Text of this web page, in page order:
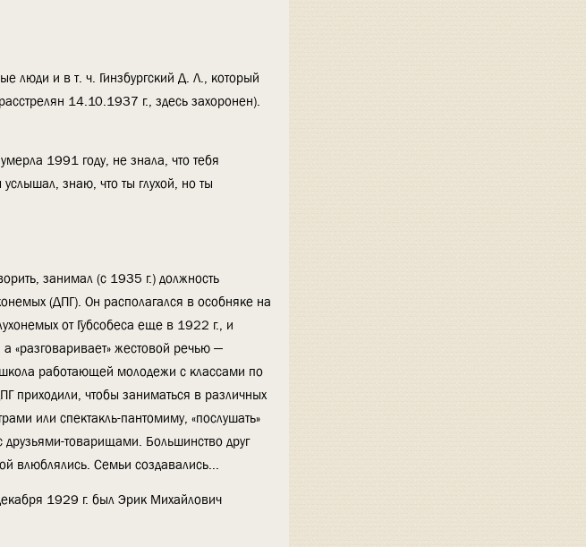
люди и в т. ч. Гинзбургский Д. Л., который
14.10.1937 г., здесь захоронен).
1991 году, не знала, что тебя
знаю, что ты глухой, но ты
занимал (с 1935 г.) должность
(ДПГ). Он располагался в особняке на
от Губсобеса еще в 1922 г., и
«разговаривает» жестовой речью —
работающей молодежи с классами по
приходили, чтобы заниматься в различных
или спектакль-пантомиму, «послушать»
друзьями-товарищами. Большинство друг
влюблялись. Семьи создавались...
1929 г. был Эрик Михайлович